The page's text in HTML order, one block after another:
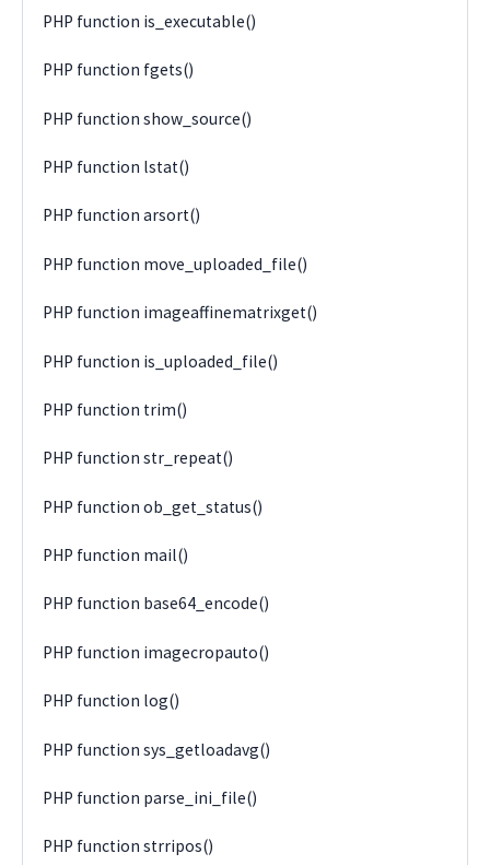
PHP function is_executable()
PHP function fgets()
PHP function show_source()
PHP function lstat()
PHP function arsort()
PHP function move_uploaded_file()
PHP function imageaffinematrixget()
PHP function is_uploaded_file()
PHP function trim()
PHP function str_repeat()
PHP function ob_get_status()
PHP function mail()
PHP function base64_encode()
PHP function imagecropauto()
PHP function log()
PHP function sys_getloadavg()
PHP function parse_ini_file()
PHP function strripos()